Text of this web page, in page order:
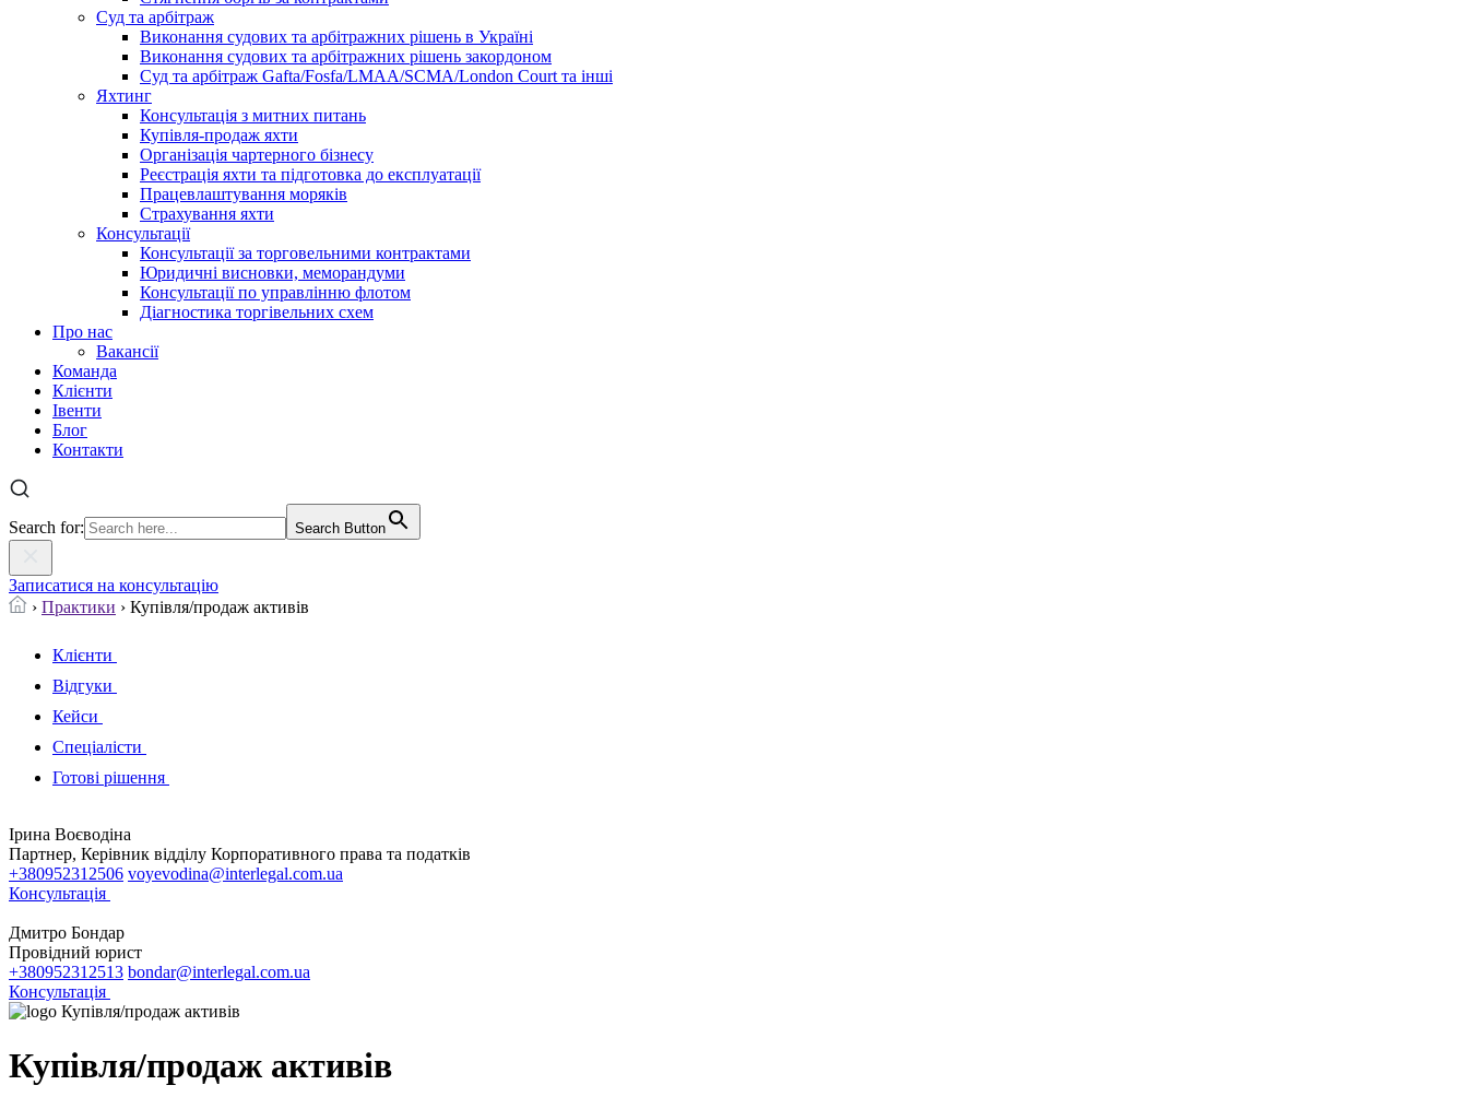
Суд та арбітраж
Виконання судових та арбітражних рішень в Україні
Виконання судових та арбітражних рішень закордоном
Суд та арбітраж Gafta/Fosfa/LMAA/SCMA/London Court та інші
Яхтинг
Консультація з митних питань
Купівля-продаж яхти
Організація чартерного бізнесу
Реєстрація яхти та підготовка до експлуатації
Працевлаштування моряків
Страхування яхти
Консультації
Консультації за торговельними контрактами
Юридичні висновки, меморандуми
Консультації по управлінню флотом
Діагностика торгівельних схем
Про нас
Вакансії
Команда
Клієнти
Івенти
Блог
Контакти
Search for: Search Button
Записатися на консультацію
› Практики › Купівля/продаж активів
Клієнти
Відгуки
Кейси
Спеціалісти
Готові рішення
Ірина Воєводіна
Партнер, Керівник відділу Корпоративного права та податків
+380952312506 voyevodina@interlegal.com.ua
Консультація
Дмитро Бондар
Провідний юрист
+380952312513 bondar@interlegal.com.ua
Консультація
Купівля/продаж активів